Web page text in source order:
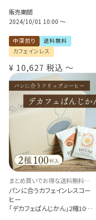
50杯セット / 100杯セット
メキシコ エル・トリウンフォ 送
販売期間
2024/10/01 10:00 〜
中深煎り
送料無料
カフェインレス
¥ 10,627 税込 〜
まとめ買いでお得な送料無料セッ
ト
パンに合うカフェインレスコー
ヒー
「デカフェぱんじかん」2種100